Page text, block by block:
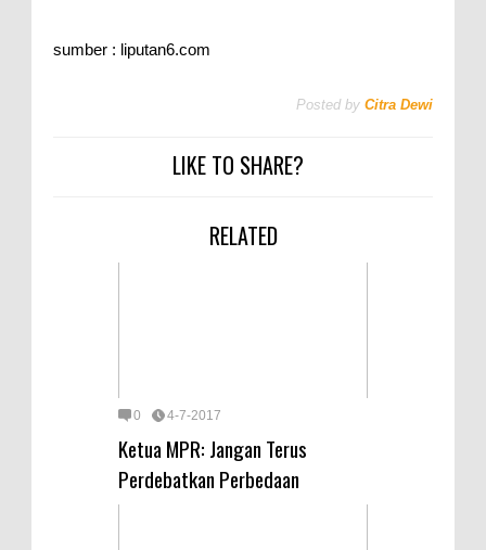
sumber : liputan6.com
Posted by Citra Dewi
LIKE TO SHARE?
RELATED
0 4-7-2017
Ketua MPR: Jangan Terus
Perdebatkan Perbedaan